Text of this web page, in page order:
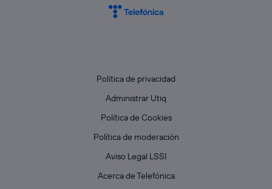
Política de privacidad
Administrar Utiq
Política de Cookies
Política de moderación
Aviso Legal LSSI
Acerca de Telefónica